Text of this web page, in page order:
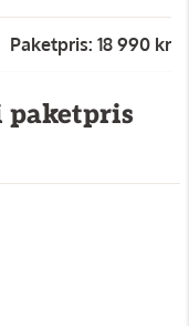
Paketpris: 18 990 kr
paketpris